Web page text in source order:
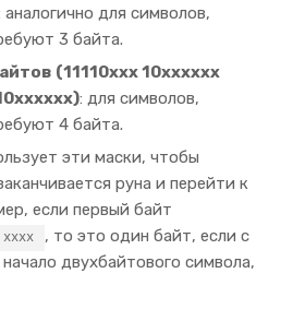
аналогично для символов,
3 байта.
(11110xxx 10xxxxxx
: для символов,
4 байта.
эти маски, чтобы
руна и перейти к
если первый байт
, то это один байт, если с
двухбайтового символа,